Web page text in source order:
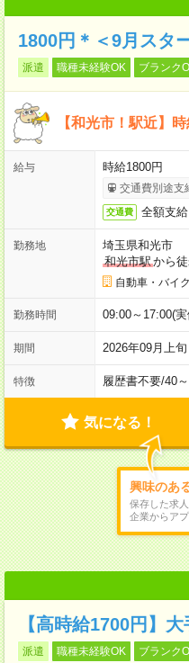
1800円＊＜9月スタ
派遣 職種未経験OK ブランク
【和光市！駅近】
給与 時給1800円
交通費別途支
交通費 全額支給
勤務地
埼玉県和光市
和光市駅から
自動車・バイ
勤務時間 09:00～17:00(
期間 2026年09月上
特徴 履歴書不要/40
気になる！
興味のあ
保存した求
企業からア
【高時給1700円】
派遣 職種未経験OK ブランク